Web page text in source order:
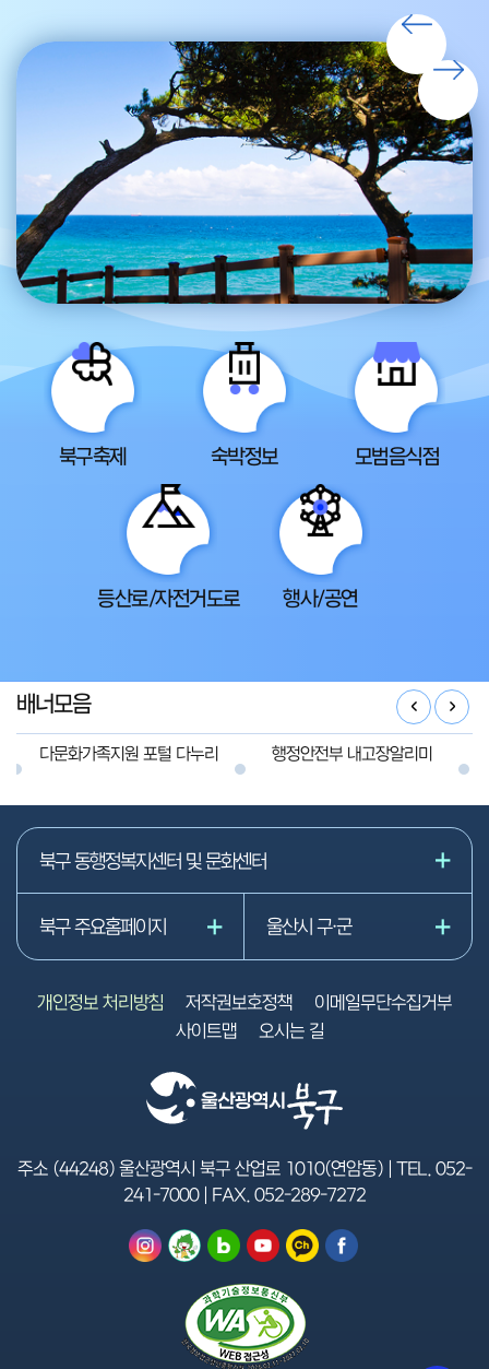
북구축제 숙박정보 모범음식점
등산로/자전거도로 행사/공연
배너모음
다문화가족지원 포털 다누리 행정안전부 내고장알리미
북구 동행정복지센터 및 문화센터
북구 주요홈페이지 울산시 구·군
개인정보 처리방침 저작권보호정책
이메일무단수집거부
사이트맵
오시는 길
주소 (44248) 울산광역시 북구 산업로 1010(연암동) | TEL. 052-
241-7000| FAX. 052-289-7272